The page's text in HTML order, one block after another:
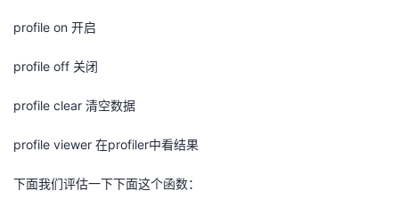
者
我
的
博
客
我
的
论
我
的
我
profile on 开启
profile off 关闭
profile clear 清空数据
profile viewer 在profiler中看结果
下面我们评估一下下面这个函数：